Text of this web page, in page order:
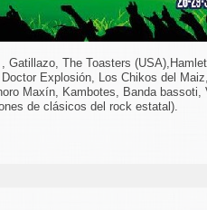
Gatillazo, The Toasters
Explosión, Los Chikos del
Maxín, Kambotes, Banda bassoti,
de clásicos del rock estatal).